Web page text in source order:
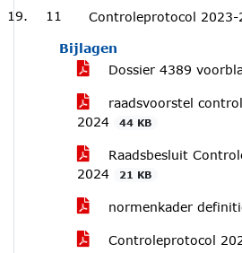
11 Controleprotocol 2023-
Bijlagen
Dossier 4389
raadsvoorstel
2024
44 KB
Raadsbesluit
2024
21 KB
normenkader
Controleprotocol